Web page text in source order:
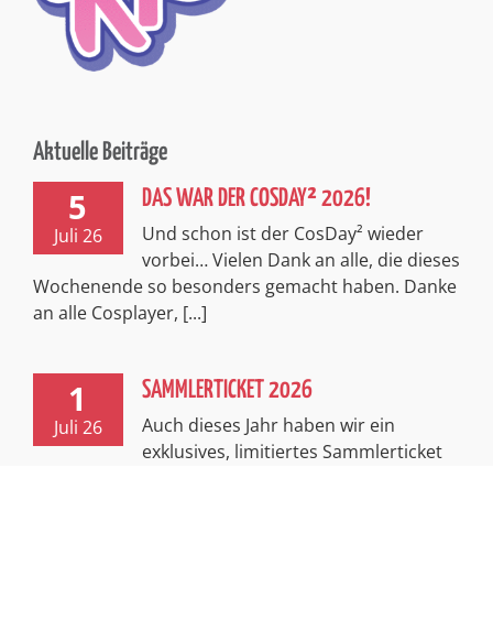
Aktuelle Beiträge
5
Juli 26
DAS WAR DER COSDAY² 2026!
Und schon ist der CosDay² wieder
vorbei… Vielen Dank an alle, die dieses
Wochenende so besonders gemacht haben. Danke
an alle Cosplayer, [...]
1
Juli 26
SAMMLERTICKET 2026
Auch dieses Jahr haben wir ein
exklusives, limitiertes Sammlerticket